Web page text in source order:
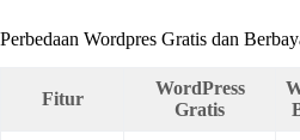
Perbedaan Wordpres Gratis dan
Fitur
WordPress
Gratis